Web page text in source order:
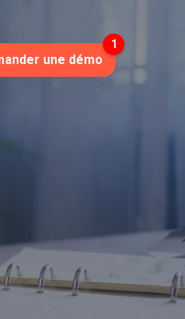
une démo